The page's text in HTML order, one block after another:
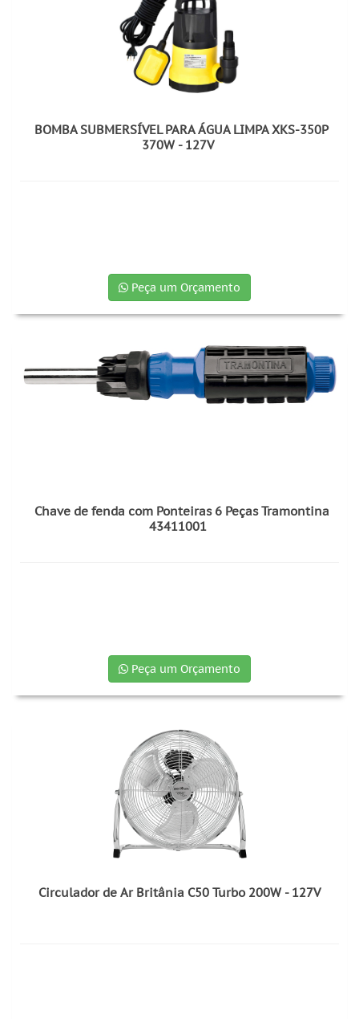
BOMBA SUBMERSÍVEL PARA ÁGUA LIMPA XKS-350P
370W - 127V
Peça um Orçamento
Chave de fenda com Ponteiras 6 Peças Tramontina
43411001
Peça um Orçamento
Circulador de Ar Britânia C50 Turbo 200W - 127V